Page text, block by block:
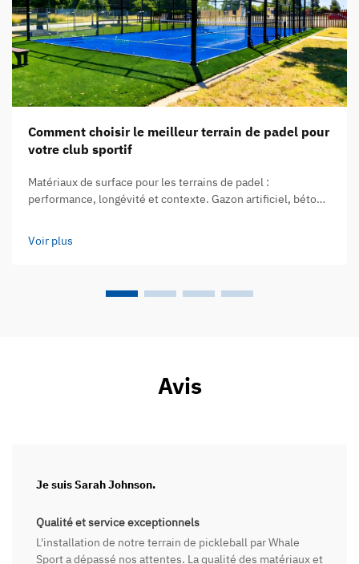
Comment choisir le meilleur terrain de padel pour
votre club sportif
Matériaux de surface pour les terrains de padel :
performance, longévité et contexte. Gazon artificiel, béton
différence en ce qui concerne la manière dont les joueurs…
Voir plus
Avis
Je suis Sarah Johnson.
Qualité et service exceptionnels
L'installation de notre terrain de pickleball par Whale
Sport a dépassé nos attentes. La qualité des matériaux et